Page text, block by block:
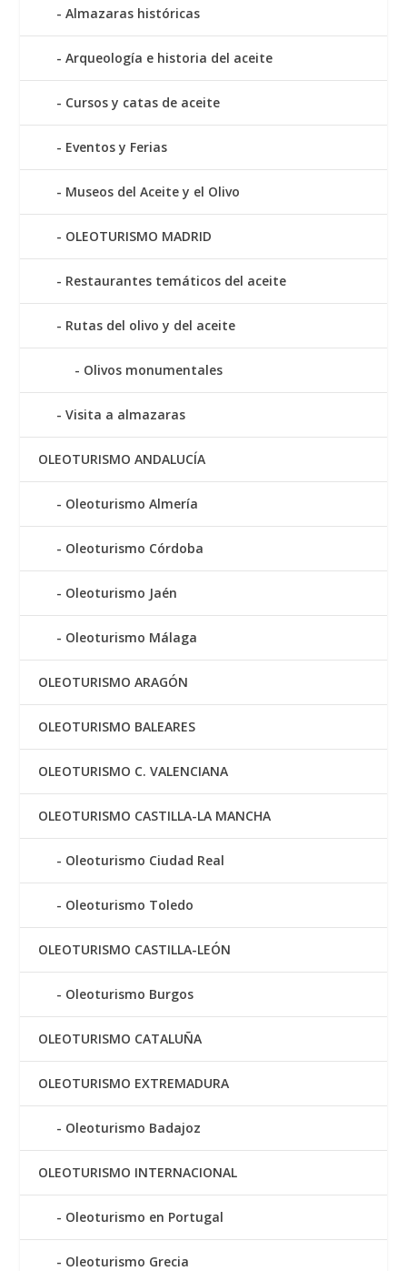
Almazaras históricas
Arqueología e historia del aceite
Cursos y catas de aceite
Eventos y Ferias
Museos del Aceite y el Olivo
OLEOTURISMO MADRID
Restaurantes temáticos del aceite
Rutas del olivo y del aceite
Olivos monumentales
Visita a almazaras
OLEOTURISMO ANDALUCÍA
Oleoturismo Almería
Oleoturismo Córdoba
Oleoturismo Jaén
Oleoturismo Málaga
OLEOTURISMO ARAGÓN
OLEOTURISMO BALEARES
OLEOTURISMO C. VALENCIANA
OLEOTURISMO CASTILLA-LA MANCHA
Oleoturismo Ciudad Real
Oleoturismo Toledo
OLEOTURISMO CASTILLA-LEÓN
Oleoturismo Burgos
OLEOTURISMO CATALUÑA
OLEOTURISMO EXTREMADURA
Oleoturismo Badajoz
OLEOTURISMO INTERNACIONAL
Oleoturismo en Portugal
Oleoturismo Grecia